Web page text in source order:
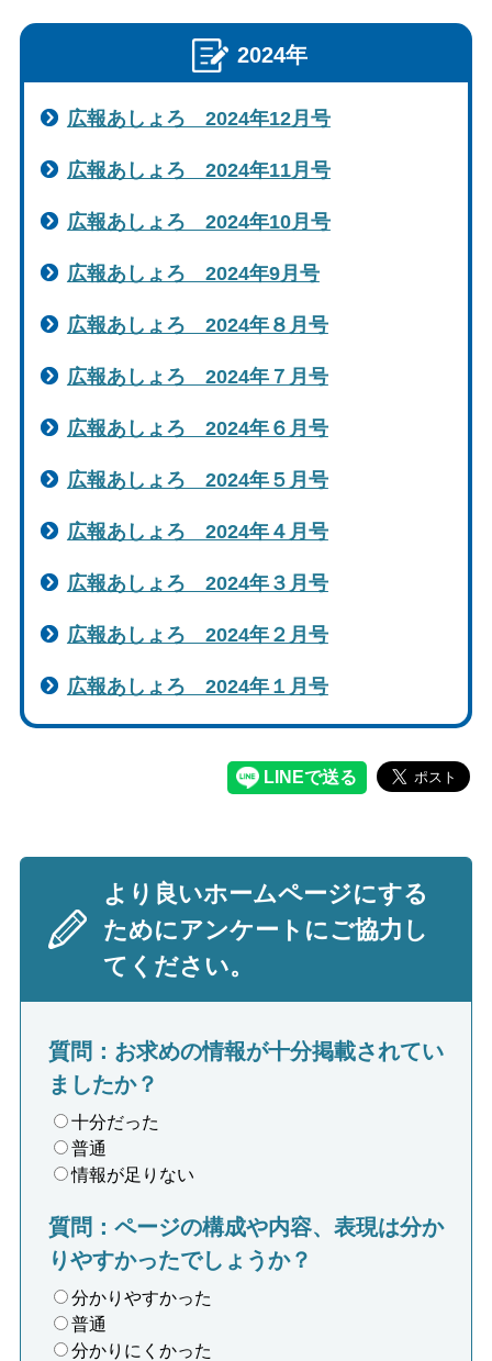
2024年
広報あしょろ 2024年12月号
広報あしょろ 2024年11月号
広報あしょろ 2024年10月号
広報あしょろ 2024年9月号
広報あしょろ 2024年８月号
広報あしょろ 2024年７月号
広報あしょろ 2024年６月号
広報あしょろ 2024年５月号
広報あしょろ 2024年４月号
広報あしょろ 2024年３月号
広報あしょろ 2024年２月号
広報あしょろ 2024年１月号
より良いホームページにする
ためにアンケートにご協力し
てください。
質問：お求めの情報が十分掲載されてい
ましたか？
十分だった
普通
情報が足りない
質問：ページの構成や内容、表現は分か
りやすかったでしょうか？
分かりやすかった
普通
分かりにくかった